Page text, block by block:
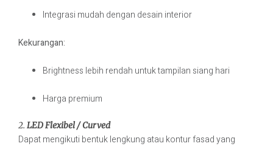
Integrasi mudah dengan desain interior
Kekurangan:
Brightness lebih rendah untuk tampilan siang hari
Harga premium
2. LED Flexibel / Curved
Dapat mengikuti bentuk lengkung atau kontur fasad yang